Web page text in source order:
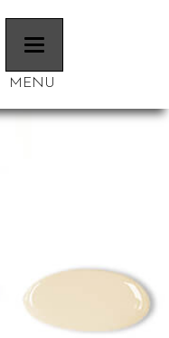
Toggle
navigation
MENU